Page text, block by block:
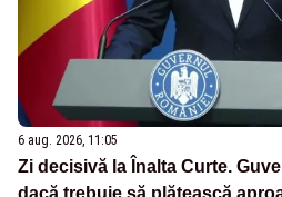
6 aug. 2026, 11:05
Zi decisivă la Înalta Curte.